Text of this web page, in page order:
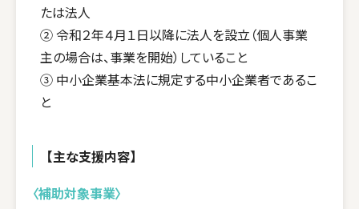
たは法人
② 令和２年４月１日以降に法人を設立（個人事業
主の場合は、事業を開始）していること
③ 中小企業基本法に規定する中小企業者であるこ
と
【主な支援内容】
〈補助対象事業〉